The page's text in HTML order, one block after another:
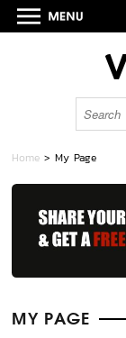
Home > My Page
MY PAGE